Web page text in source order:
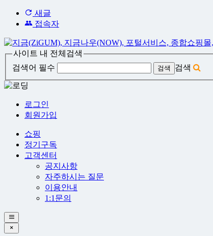
새글
접속자
사이트 내 전체검색
검색어 필수
검색
로그인
회원가입
쇼핑
정기구독
고객센터
공지사항
자주하시는 질문
이용안내
1:1문의